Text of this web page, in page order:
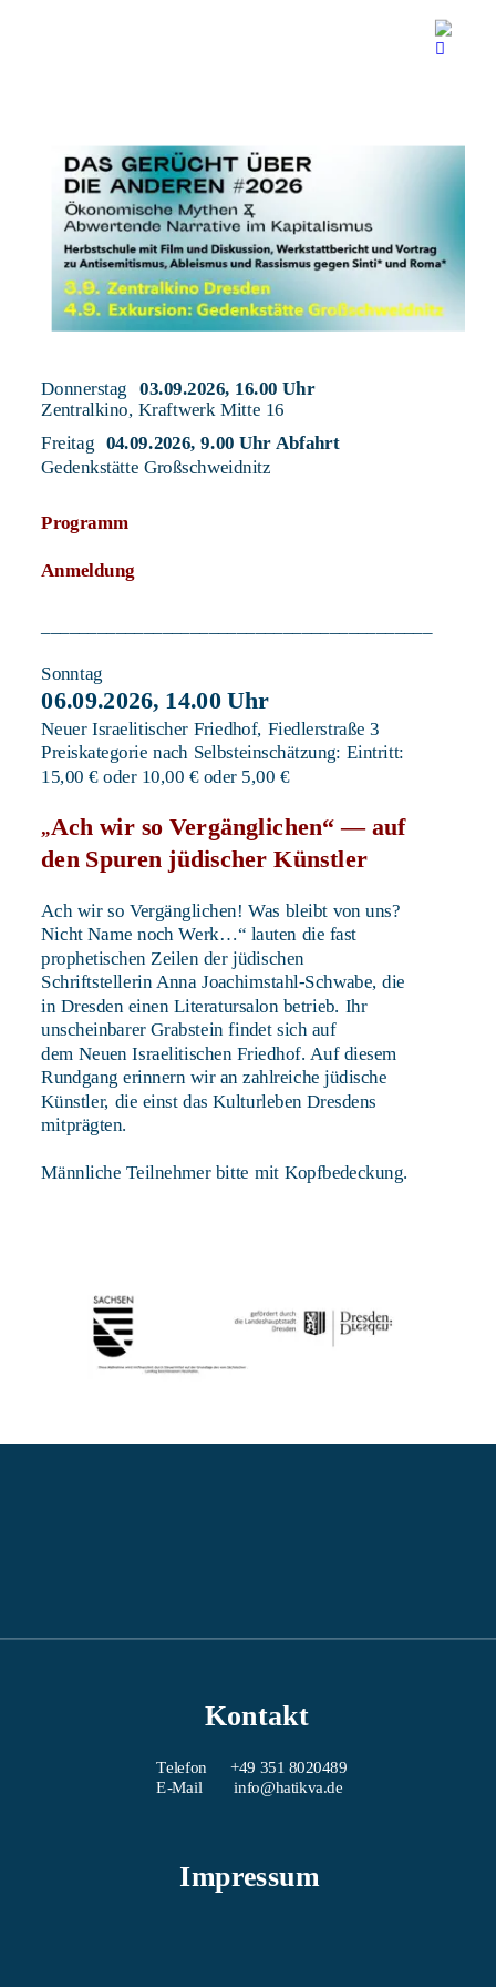
Donnerstag 03.09.2026, 16.00 Uhr
Zentralkino, Kraftwerk Mitte 16
Freitag 04.09.2026, 9.00 Uhr Abfahrt
Gedenkstätte Großschweidnitz
Programm
Anmeldung
Sonntag
06.09.2026, 14.00 Uhr
Neuer Israelitischer Friedhof, Fiedlerstraße 3
Preiskategorie nach Selbsteinschätzung: Eintritt:
15,00 € oder 10,00 € oder 5,00 €
„Ach wir so Vergänglichen“ — auf
den Spuren jüdischer Künstler
Ach wir so Vergänglichen! Was bleibt von uns?
Nicht Name noch Werk…“ lauten die fast
prophetischen Zeilen der jüdischen
Schriftstellerin Anna Joachimstahl-Schwabe, die
in Dresden einen Literatursalon betrieb. Ihr
unscheinbarer Grabstein findet sich auf
dem Neuen Israelitischen Friedhof. Auf diesem
Rundgang erinnern wir an zahlreiche jüdische
Künstler, die einst das Kulturleben Dresdens
mitprägten.
Männliche Teilnehmer bitte mit Kopfbedeckung.
Kontakt
Telefon
+49 351 8020489
E-Mail
info@hatikva.de
Impressum